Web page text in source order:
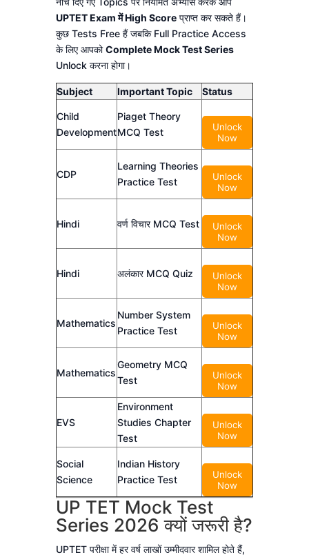
UPTET Exam में High Scoreप्राप्त कर सकते हैं।
कुछ Tests Free हैं जबकि Full Practice Access
के लिए आपकोComplete Mock Test Series
Unlock करना होगा।
Subject Important Topic Status
Child
Development
Piaget Theory
MCQ Test
Unlock
Now
CDP
Learning Theories
Practice Test
Unlock
Now
Hindi वर्ण विचार MCQ Test
Unlock
Now
Hindi अलंकार MCQ Quiz
Unlock
Now
Mathematics
Number System
Practice Test
Unlock
Now
Mathematics
Geometry MCQ
Test
Unlock
Now
EVS
Environment
Studies Chapter
Test
Unlock
Now
Social
Science
Indian History
Practice Test
Unlock
Now
UP TET Mock Test
Series 2026 क्यों जरूरी है?
UPTET परीक्षा में हर वर्ष लाखों उम्मीदवार शामिल होते हैं,